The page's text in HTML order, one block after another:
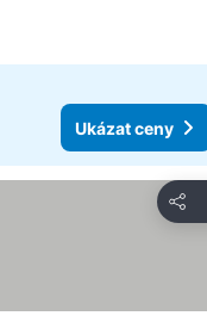
Ukázat ceny
Sdílet